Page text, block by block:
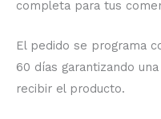
completa para tus
El pedido se programa
60 días garantizando
recibir el producto.